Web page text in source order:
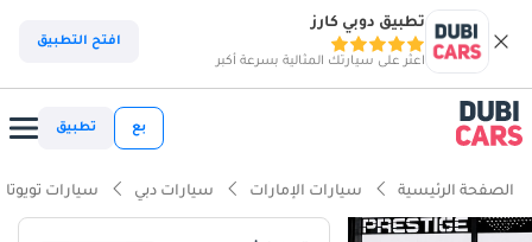
تطبيق دوبي كارز
اعثر على سيارتك المثالية بسرعة أكبر
افتح التطبيق
بع تطبيق
الصفحة الرئيسية سيارات الإمارات سيارات دبي سيارات تويوتا
ذكاء دوبي كارز
ذكاء دوبيكارز
أقل تكاليف تشغيل في فئتها